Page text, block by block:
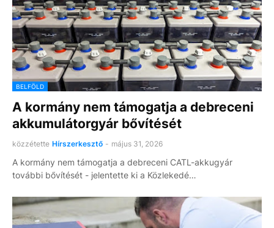
BELFÖLD
A kormány nem támogatja a debreceni
akkumulátorgyár bővítését
közzétette Hírszerkesztő - május 31, 2026
A kormány nem támogatja a debreceni CATL-akkugyár
további bővítését - jelentette ki a Közlekedé…